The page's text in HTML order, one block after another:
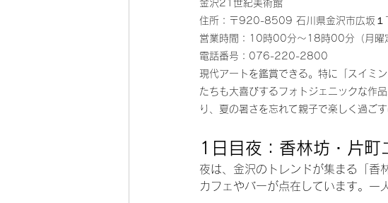
金沢21世紀美術館
住所：〒920-8509 石川県金沢市広坂１
営業時間：10時00分～18時00分（月曜
電話番号：076-220-2800
現代アートを鑑賞できる。特に「スイミ
たちも大喜びするフォトジェニックな作
り、夏の暑さを忘れて親子で楽しく過ご
1日目夜：香林坊・片町
夜は、金沢のトレンドが集まる「香
カフェやバーが点在しています。一